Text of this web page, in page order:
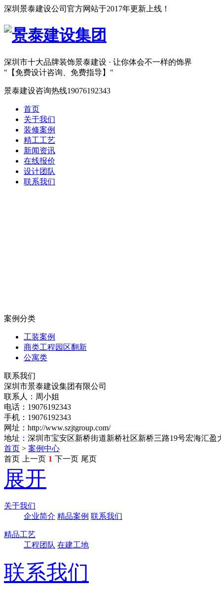
深圳景泰建设公司官方网站于2017年更新上线！
深圳市十大品牌装饰景泰建设 · 让你体会不一样的饰界
【免费设计咨询、免费指导】
景泰建设咨询热线19076192343
首页
关于我们
装修案例
精工工艺
新闻资讯
在线报价
设计团队
联系我们
案例分类
工装案例
商类工程园区翻新
公寓类
联系我们
深圳市景泰建设集团有限公司
联系人：周小姐
电话：19076192343
手机：19076192343
网址：http://www.szjtgroup.com/
地址：深圳市宝安区新桥街道新桥社区新桥三路19号宏海汇盈
首页 > 案例中心
首页
上一页 1 下一页 尾页
展开
关于我们
企业简介 精品案例 联系我们
精品工艺
工程团队 在建工地
联系我们